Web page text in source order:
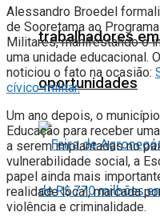
trabalhadores
oportunidades
Alessandro Broedel
de Sooretama ao
Militares, manifestando o
uma unidade educacional.
noticiou o fato na ocasião:
cívico-militar.
Um ano depois, o
Educação para receber
a serem implantadas no
vulnerabilidade social, a
papel ainda mais
realidade local, marcada
violência e criminalidade.